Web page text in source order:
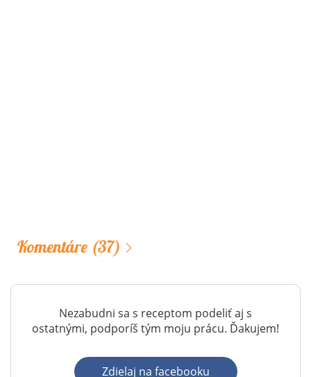
Komentáre (37)
Nezabudni sa s receptom podeliť aj s
ostatnými, podporíš tým moju prácu. Ďakujem!
Zdielaj na facebooku